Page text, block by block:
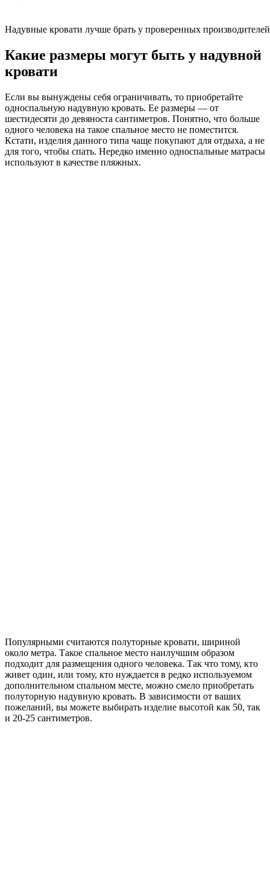
Надувные кровати лучше брать у проверенных производителей
Какие размеры могут быть у надувной
кровати
Если вы вынуждены себя ограничивать, то приобретайте
односпальную надувную кровать. Ее размеры — от
шестидесяти до девяноста сантиметров. Понятно, что больше
одного человека на такое спальное место не поместится.
Кстати, изделия данного типа чаще покупают для отдыха, а не
для того, чтобы спать. Нередко именно односпальные матрасы
используют в качестве пляжных.
Популярными считаются полуторные кровати, шириной
около метра. Такое спальное место наилучшим образом
подходит для размещения одного человека. Так что тому, кто
живет один, или тому, кто нуждается в редко используемом
дополнительном спальном месте, можно смело приобретать
полуторную надувную кровать. В зависимости от ваших
пожеланий, вы можете выбирать изделие высотой как 50, так
и 20-25 сантиметров.